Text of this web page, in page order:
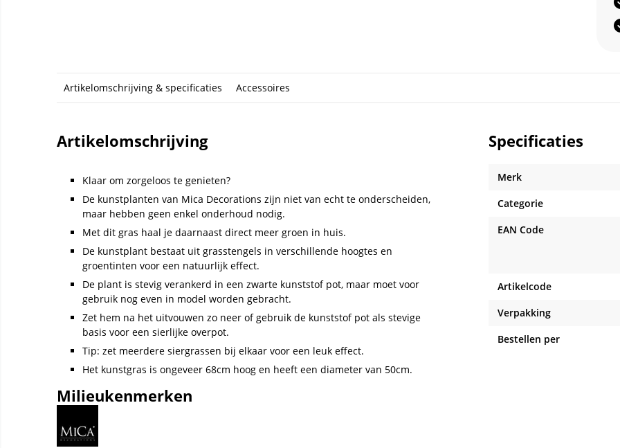
Artikelomschrijving & specificaties Accessoires
Artikelomschrijving
Klaar om zorgeloos te genieten?
De kunstplanten van Mica Decorations zijn niet van echt te onderscheiden,
maar hebben geen enkel onderhoud nodig.
Met dit gras haal je daarnaast direct meer groen in huis.
De kunstplant bestaat uit grasstengels in verschillende hoogtes en
groentinten voor een natuurlijk effect.
De plant is stevig verankerd in een zwarte kunststof pot, maar moet voor
gebruik nog even in model worden gebracht.
Zet hem na het uitvouwen zo neer of gebruik de kunststof pot als stevige
basis voor een sierlijke overpot.
Tip: zet meerdere siergrassen bij elkaar voor een leuk effect.
Het kunstgras is ongeveer 68cm hoog en heeft een diameter van 50cm.
Milieukenmerken
Specificaties
Merk
Categorie
EAN Code
Artikelcode
Verpakking
Bestellen per